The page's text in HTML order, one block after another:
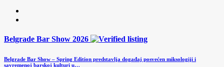
Belgrade Bar Show 2026
Belgrade Bar Show – Spring Edition predstavlja događaj posvećen miksologiji i
savremenoj barskoj kulturi u…